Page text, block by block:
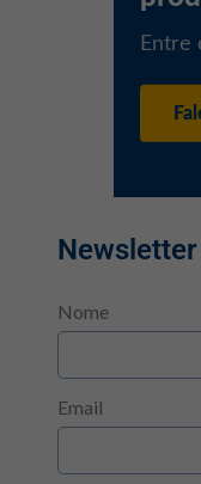
Newsletter
Nome
Email